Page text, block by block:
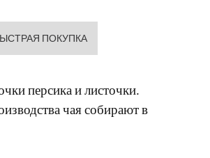
персика и листочки.
чая собирают в